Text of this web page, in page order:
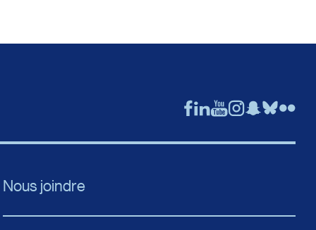
Nous joindre